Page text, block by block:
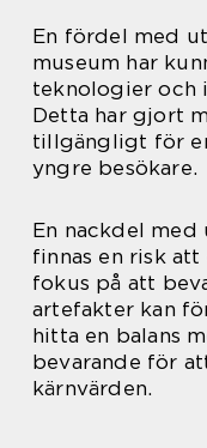
En fördel med
museum har
teknologier och
Detta har gjort
tillgängligt för
yngre besökare.
En nackdel
finnas en risk
fokus på att
artefakter kan
hitta en balans
bevarande för
kärnvärden.